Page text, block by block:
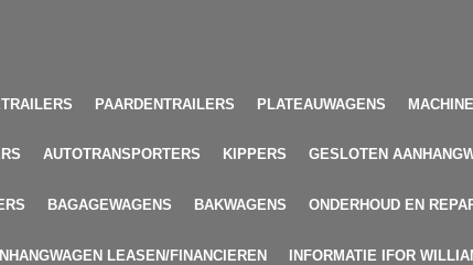
PAARDENTRAILERS PLATEAUWAGENS
AUTOTRANSPORTERS KIPPERS GESLOTEN
BAGAGEWAGENS BAKWAGENS ONDERHOUD EN
LEASEN/FINANCIEREN INFORMATIE IFOR